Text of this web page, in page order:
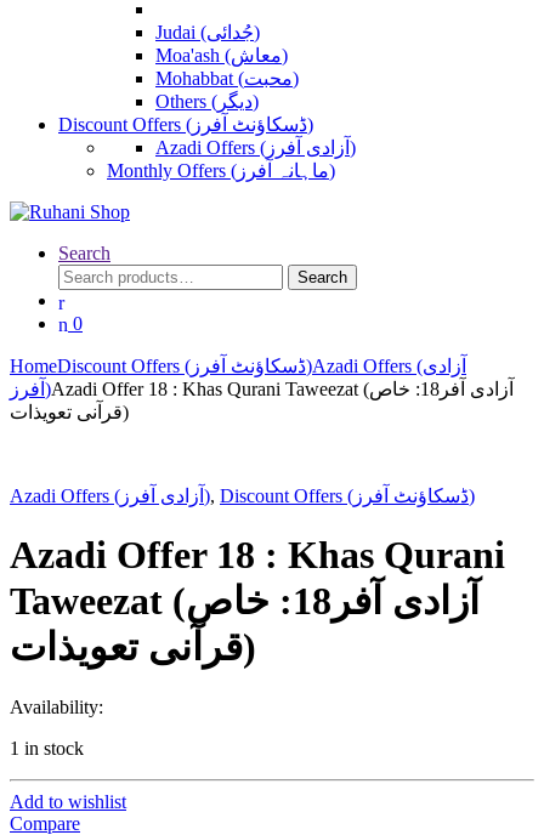
Judai (جُدائی)
Moa'ash (معاش)
Mohabbat (محبت)
Others (دیگر)
Discount Offers (ڈسکاؤنٹ آفرز)
Azadi Offers (آزادی آفرز)
Monthly Offers (ماہانہ آفرز)
Search
Search
for:
Search
0
Home Discount Offers (ڈسکاؤنٹ آفرز)Azadi Offers (آزادی
آفرز)Azadi Offer 18 : Khas Qurani Taweezat (آزادی آفر18: خاص
قرآنی تعویذات)
Azadi Offers (آزادی آفرز), Discount Offers (ڈسکاؤنٹ آفرز)
Azadi Offer 18 : Khas Qurani
Taweezat (آزادی آفر18: خاص
قرآنی تعویذات)
Availability:
1 in stock
Add to wishlist
Compare